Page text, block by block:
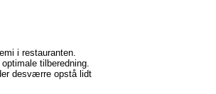
i restauranten.
tilberedning.
desværre opstå lidt